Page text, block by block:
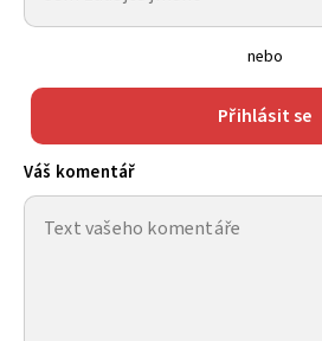
nebo
Přihlásit se
Váš komentář